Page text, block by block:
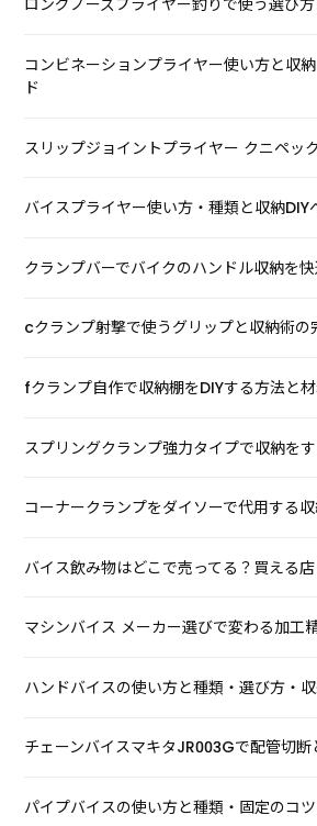
ロングノーズプライヤー釣りで使う選び
コンビネーションプライヤー使い方と収
ド
スリップジョイントプライヤー クニペッ
バイスプライヤー使い方・種類と収納DIY
クランプバーでバイクのハンドル収納を
cクランプ射撃で使うグリップと収納術の
fクランプ自作で収納棚をDIYする方法と
スプリングクランプ強力タイプで収納を
コーナークランプをダイソーで代用する
バイス飲み物はどこで売ってる？買える
マシンバイス メーカー選びで変わる加工
ハンドバイスの使い方と種類・選び方・
チェーンバイスマキタJR003Gで配管切断
パイプバイスの使い方と種類・固定のコ